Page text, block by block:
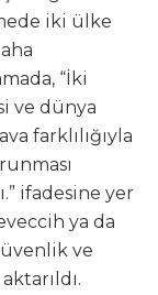
iki ülke
“İki
ve dünya
farklılığıyla
ifadesine yer
ya da
ve